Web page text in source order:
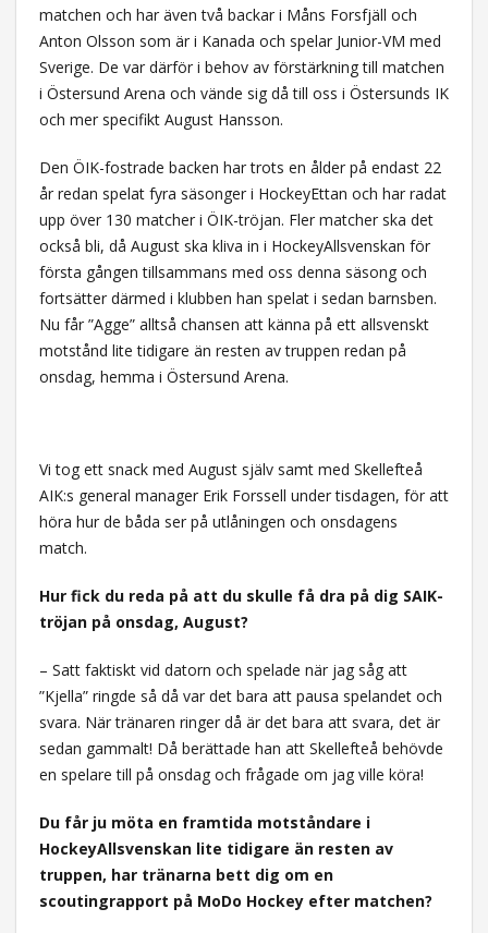
matchen och har även två backar i Måns Forsfjäll och
Anton Olsson som är i Kanada och spelar Junior-VM med
Sverige. De var därför i behov av förstärkning till matchen
i Östersund Arena och vände sig då till oss i Östersunds IK
och mer specifikt August Hansson.
Den ÖIK-fostrade backen har trots en ålder på endast 22
år redan spelat fyra säsonger i HockeyEttan och har radat
upp över 130 matcher i ÖIK-tröjan. Fler matcher ska det
också bli, då August ska kliva in i HockeyAllsvenskan för
första gången tillsammans med oss denna säsong och
fortsätter därmed i klubben han spelat i sedan barnsben.
Nu får ”Agge” alltså chansen att känna på ett allsvenskt
motstånd lite tidigare än resten av truppen redan på
onsdag, hemma i Östersund Arena.
Vi tog ett snack med August själv samt med Skellefteå
AIK:s general manager Erik Forssell under tisdagen, för att
höra hur de båda ser på utlåningen och onsdagens
match.
Hur fick du reda på att du skulle få dra på dig SAIK-
tröjan på onsdag, August?
– Satt faktiskt vid datorn och spelade när jag såg att
”Kjella” ringde så då var det bara att pausa spelandet och
svara. När tränaren ringer då är det bara att svara, det är
sedan gammalt! Då berättade han att Skellefteå behövde
en spelare till på onsdag och frågade om jag ville köra!
Du får ju möta en framtida motståndare i
HockeyAllsvenskan lite tidigare än resten av
truppen, har tränarna bett dig om en
scoutingrapport på MoDo Hockey efter matchen?